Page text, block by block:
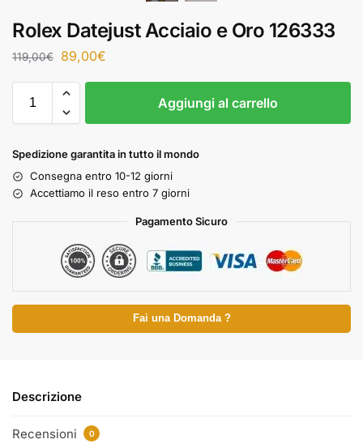
Rolex Datejust Acciaio e Oro 126333
119,00€ 89,00€
Aggiungi al carrello
Spedizione garantita in tutto il mondo
Consegna entro 10-12 giorni
Accettiamo il reso entro 7 giorni
Pagamento Sicuro
Fai una Domanda ?
Descrizione
Recensioni 0